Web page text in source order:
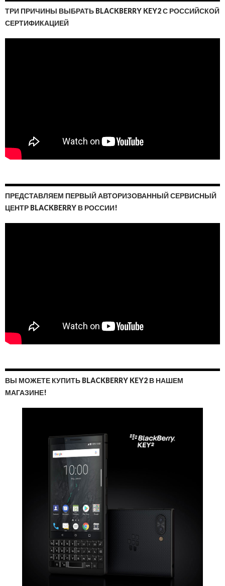
ТРИ ПРИЧИНЫ ВЫБРАТЬ BLACKBERRY KEY2 С РОССИЙСКОЙ
СЕРТИФИКАЦИЕЙ
ПРЕДСТАВЛЯЕМ ПЕРВЫЙ АВТОРИЗОВАННЫЙ СЕРВИСНЫЙ
ЦЕНТР BLACKBERRY В РОССИИ!
ВЫ МОЖЕТЕ КУПИТЬ BLACKBERRY KEY2 В НАШЕМ
МАГАЗИНЕ!